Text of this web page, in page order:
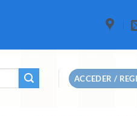
ACCEDER /